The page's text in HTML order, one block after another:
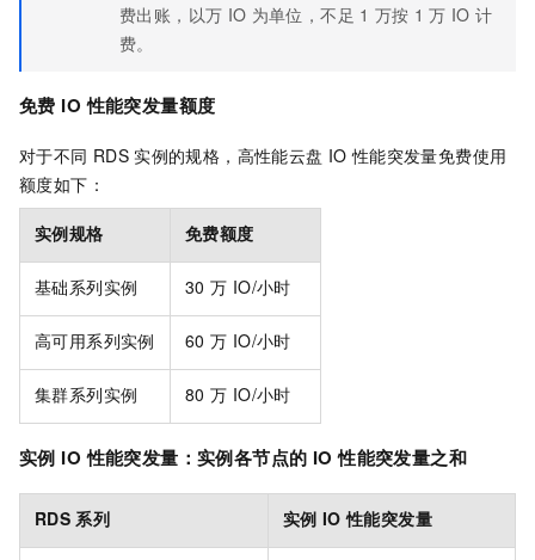
费出账，以万 IO 为单位，不足 1 万按 1 万 IO 计
费。
免费 IO 性能突发量额度
对于不同 RDS 实例的规格，高性能云盘 IO 性能突发量免费使用
额度如下：
实例规格 免费额度
基础系列实例 30 万 IO/小时
高可用系列实例 60 万 IO/小时
集群系列实例 80 万 IO/小时
实例 IO 性能突发量：实例各节点的 IO 性能突发量之和
RDS 系列 实例 IO 性能突发量